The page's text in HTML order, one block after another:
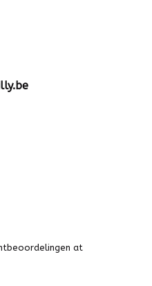
at